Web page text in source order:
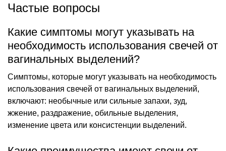
Частые вопросы
Какие симптомы могут указывать на
необходимость использования свечей от
вагинальных выделений?
Симптомы, которые могут указывать на необходимость
использования свечей от вагинальных выделений,
включают: необычные или сильные запахи, зуд,
жжение, раздражение, обильные выделения,
изменение цвета или консистенции выделений.